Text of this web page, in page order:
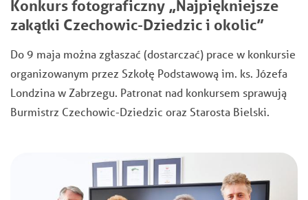
Konkurs fotograficzny „Najpiękniejsze
zakątki Czechowic-Dziedzic i okolic”
Do 9 maja można zgłaszać (dostarczać) prace w konkursie
organizowanym przez Szkołę Podstawową im. ks. Józefa
Londzina w Zabrzegu. Patronat nad konkursem sprawują
Burmistrz Czechowic-Dziedzic oraz Starosta Bielski.